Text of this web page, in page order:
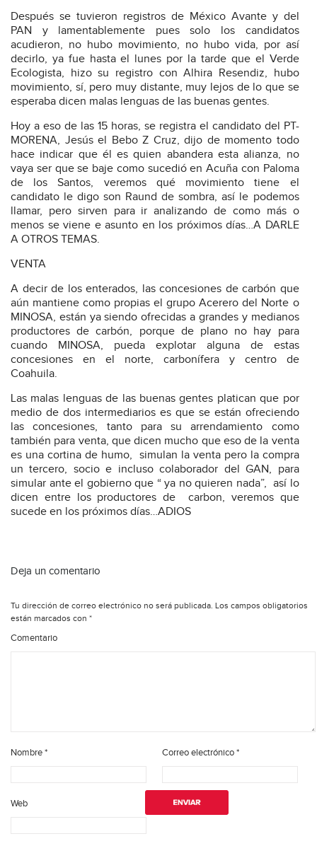
Después se tuvieron registros de México Avante y del
PAN y lamentablemente pues solo los candidatos
acudieron, no hubo movimiento, no hubo vida, por así
decirlo, ya fue hasta el lunes por la tarde que el Verde
Ecologista, hizo su registro con Alhira Resendiz, hubo
movimiento, sí, pero muy distante, muy lejos de lo que se
esperaba dicen malas lenguas de las buenas gentes.
Hoy a eso de las 15 horas, se registra el candidato del PT-
MORENA, Jesús el Bebo Z Cruz, dijo de momento todo
hace indicar que él es quien abandera esta alianza, no
vaya ser que se baje como sucedió en Acuña con Paloma
de los Santos, veremos qué movimiento tiene el
candidato le digo son Raund de sombra, así le podemos
llamar, pero sirven para ir analizando de como más o
menos se viene e asunto en los próximos días…A DARLE
A OTROS TEMAS.
VENTA
A decir de los enterados, las concesiones de carbón que
aún mantiene como propias el grupo Acerero del Norte o
MINOSA, están ya siendo ofrecidas a grandes y medianos
productores de carbón, porque de plano no hay para
cuando MINOSA, pueda explotar alguna de estas
concesiones en el norte, carbonífera y centro de
Coahuila.
Las malas lenguas de las buenas gentes platican que por
medio de dos intermediarios es que se están ofreciendo
las concesiones, tanto para su arrendamiento como
también para venta, que dicen mucho que eso de la venta
es una cortina de humo, simulan la venta pero la compra
un tercero, socio e incluso colaborador del GAN, para
simular ante el gobierno que “ ya no quieren nada”, así lo
dicen entre los productores de
carbon, veremos que
sucede en los próximos días…ADIOS
Deja un comentario
Tu dirección de correo electrónico no será publicada. Los campos obligatorios
están marcados con *
Comentario
Nombre* Correo electrónico*
Web